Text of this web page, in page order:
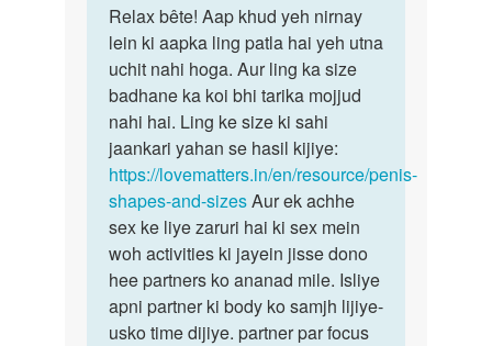
to
Mera
ling
ka
size
bhuat…
by
Pankaj
Relax
bête!
Aap
khud
yeh…
Relax bête! Aap khud yeh nirnay
lein ki aapka ling patla hai yeh utna
uchit nahi hoga. Aur ling ka size
badhane ka koi bhi tarika mojjud
nahi hai. Ling ke size ki sahi
jaankari yahan se hasil kijiye:
https://lovematters.in/en/resource/penis-
shapes-and-sizesAur ek achhe
sex ke liye zaruri hai ki sex mein
woh activities ki jayein jisse dono
hee partners ko ananad mile. Isliye
apni partner ki body ko samjh lijiye-
usko time dijiye. partner par focus